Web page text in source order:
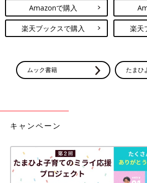
Amazonで購入
楽天ブックスで購入 楽天
ムック書籍 たまひ
キャンペーン